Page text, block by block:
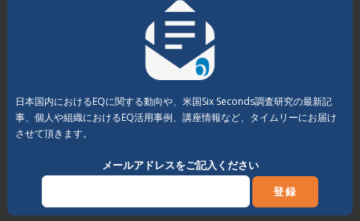
日本国内におけるEQに関する動向や、米国Six Seconds調査研究の最新記
事、個人や組織におけるEQ活用事例、講座情報など、タイムリーにお届け
させて頂きます。
メールアドレスをご記入ください